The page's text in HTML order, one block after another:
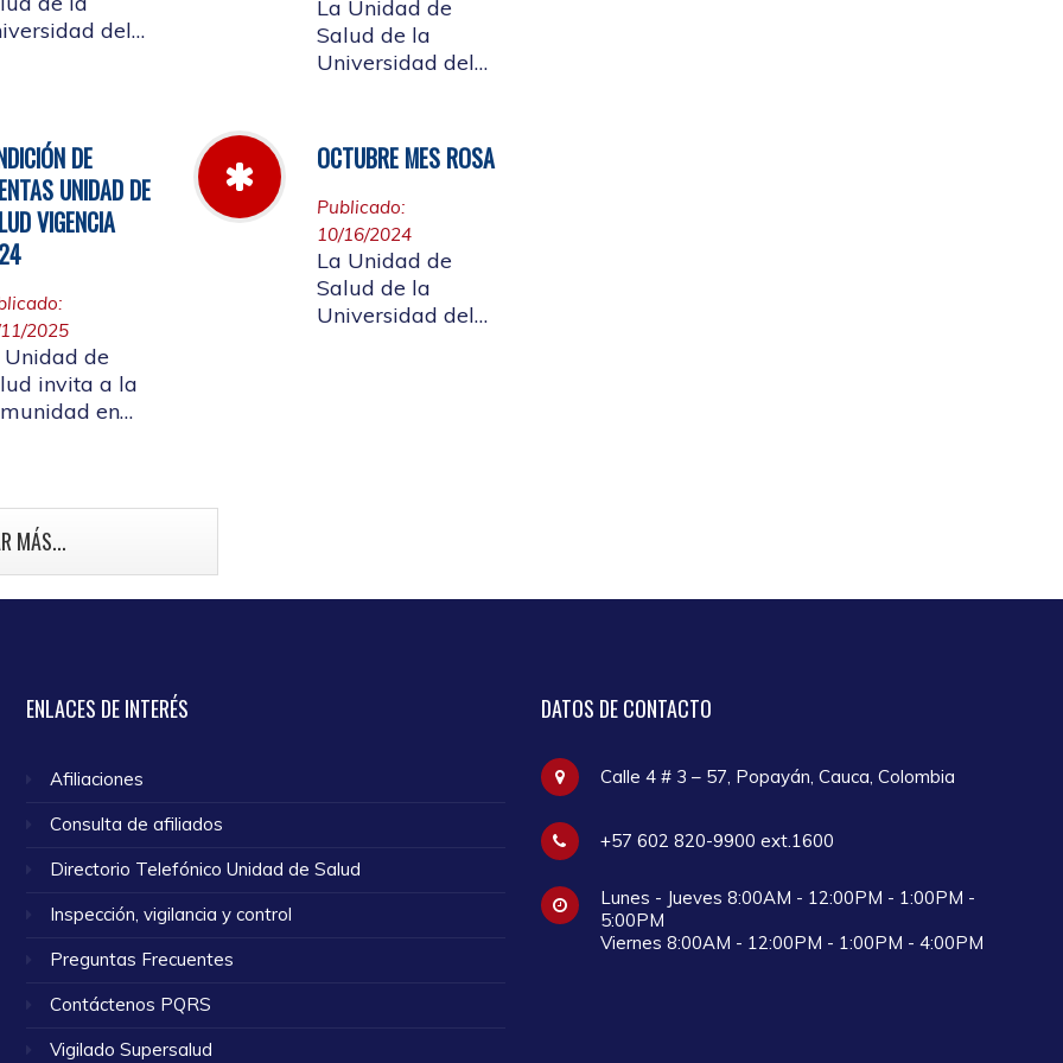
del
del 23 al
abril de
La Unidad de
Salud de la
Universidad del
Moderadoras,
Copagos y UPC
Adicional
aprobado según
acuerdo CDS 001
de 2025.
DE
UNIDAD DE
VIGENCIA
2025
Unidad de
invita a la
en
vigencia
2024
OCTUBRE MES ROSA
Publicado:
10/16/2024
La Unidad de
Salud de la
Universidad del
MÁS...
ENLACES DE INTERÉS
Afiliaciones
Consulta de afiliados
Directorio Telefónico Unidad de Salud
Inspección, vigilancia y control
Preguntas Frecuentes
Contáctenos PQRS
Vigilado Supersalud
DATOS DE CONTACTO
Calle 4 # 3 – 57, Popayán, Cauca, Colombia
+57 602 820-9900 ext.1600
Lunes - Jueves 8:00AM - 12:00PM - 1:00PM -
5:00PM
Viernes 8:00AM - 12:00PM - 1:00PM - 4:00PM